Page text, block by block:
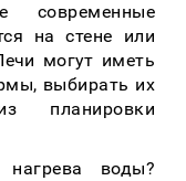
современные
на стене или
могут иметь
выбирать их
планировки
воды?